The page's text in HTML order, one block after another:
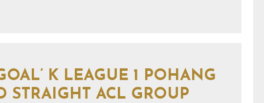
K LEAGUE 1 POHANG
STRAIGHT ACL GROUP